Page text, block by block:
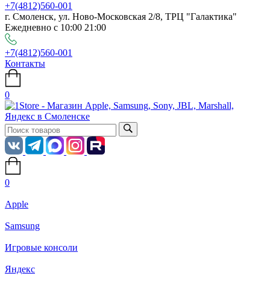
+7(4812)560-001
г. Смоленск, ул. Ново-Московская 2/8, ТРЦ "Галактика"
Ежедневно с 10:00 21:00
+7(4812)560-001
Контакты
0
0
Apple
Samsung
Игровые консоли
Яндекс